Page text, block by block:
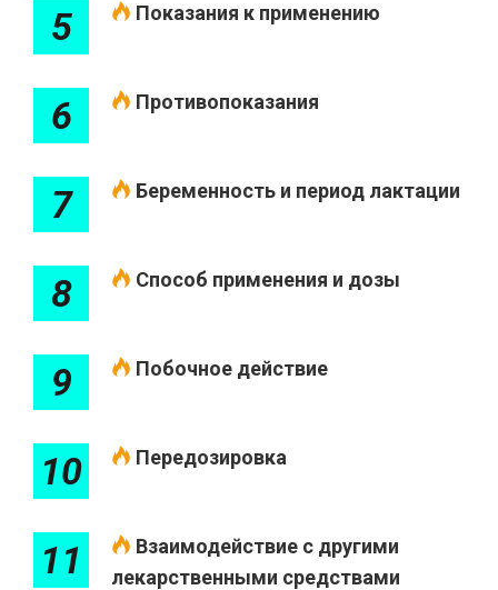
5 Показания к применению
6 Противопоказания
7 Беременность и период лактации
8 Способ применения и дозы
9 Побочное действие
10 Передозировка
11
Взаимодействие с другими
лекарственными средствами